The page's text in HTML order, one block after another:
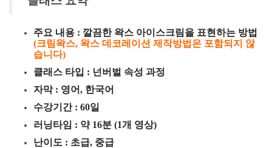
주요 내용 : 깔끔한 왁스 아이스크림을 표현하는 방법
(크림왁스, 왁스 데코레이션 제작방법은 포함되지 않
습니다)
클래스 타입 : 넌버벌 속성 과정
자막 : 영어, 한국어
수강기간 : 60일
러닝타임 : 약 16분 (1개 영상)
난이도 : 초급, 중급